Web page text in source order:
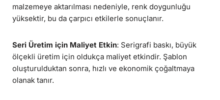
malzemeye aktarılması nedeniyle, renk doygunluğu
yüksektir, bu da çarpıcı etkilerle sonuçlanır.
Seri Üretim için Maliyet Etkin: Serigrafi baskı, büyük
ölçekli üretim için oldukça maliyet etkindir. Şablon
oluşturulduktan sonra, hızlı ve ekonomik çoğaltmaya
olanak tanır.